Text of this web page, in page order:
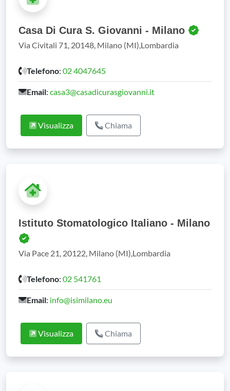
Casa Di Cura S. Giovanni - Milano
Via Civitali 71, 20148, Milano (MI),Lombardia
Telefono: 02 4047645
Email: casa3@casadicurasgiovanni.it
Visualizza Chiama
Istituto Stomatologico Italiano - Milano
Via Pace 21, 20122, Milano (MI),Lombardia
Telefono: 02 541761
Email: info@isimilano.eu
Visualizza Chiama